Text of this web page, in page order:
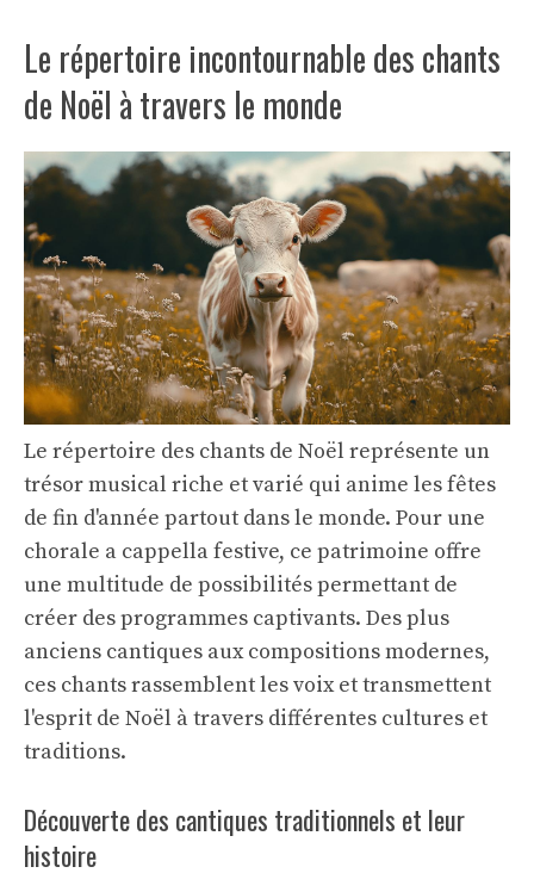
Le répertoire incontournable des chants
de Noël à travers le monde
Le répertoire des chants de Noël représente un
trésor musical riche et varié qui anime les fêtes
de fin d'année partout dans le monde. Pour une
chorale a cappella festive, ce patrimoine offre
une multitude de possibilités permettant de
créer des programmes captivants. Des plus
anciens cantiques aux compositions modernes,
ces chants rassemblent les voix et transmettent
l'esprit de Noël à travers différentes cultures et
traditions.
Découverte des cantiques traditionnels et leur
histoire